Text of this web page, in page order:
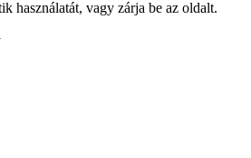
használatát, vagy zárja be az oldalt.